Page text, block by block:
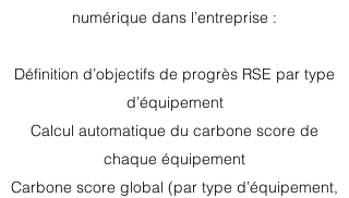
numérique dans l’entreprise :
Définition d’objectifs de progrès RSE par type
d’équipement
Calcul automatique du carbone score de
chaque équipement
Carbone score global (par type d’équipement,